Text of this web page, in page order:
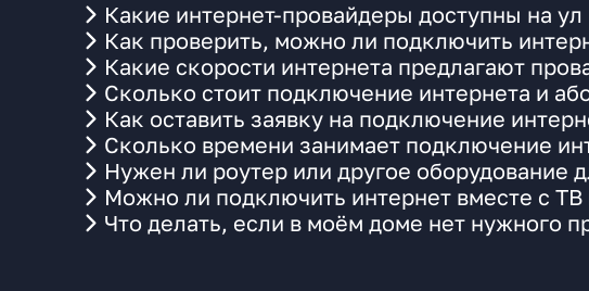
Какие интернет-провайдеры доступны на
Как проверить, можно ли подключить
Какие скорости интернета предлагают
Сколько стоит подключение интернета и
Как оставить заявку на подключение
Сколько времени занимает подключение
Нужен ли роутер или другое оборудование
Можно ли подключить интернет вместе с
Что делать, если в моём доме нет нужного